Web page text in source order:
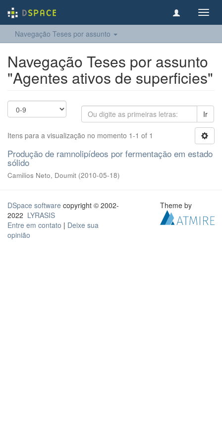
Navegação Teses por assunto
Navegação Teses por assunto
"Agentes ativos de superficies"
Ir
Itens para a visualização no momento 1-1 of 1
Produção de ramnolipídeos por fermentação em estado
sólido
Camilios Neto, Doumit (2010-05-18)
DSpace software copyright © 2002-
2022 LYRASIS
Entre em contato | Deixe sua
opinião
Theme by